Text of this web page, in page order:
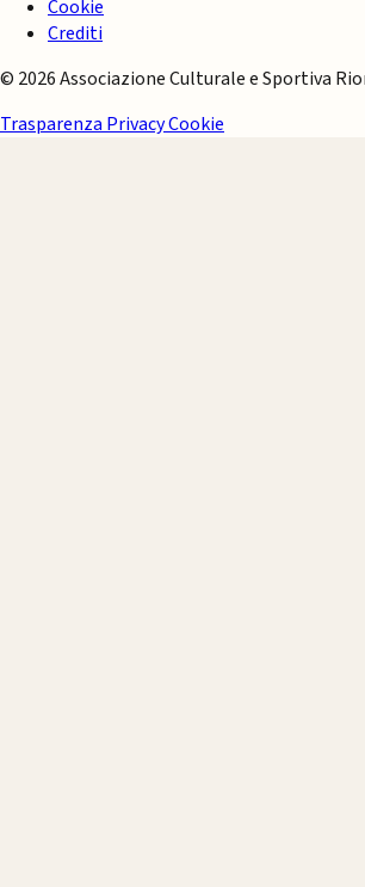
Cookie
Crediti
© 2026 Associazione Culturale e Sportiva
Trasparenza PrivacyCookie